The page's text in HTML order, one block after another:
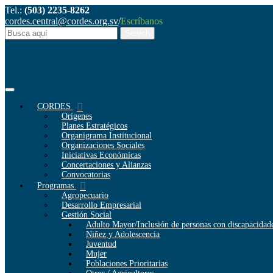
Tel.: (503) 2235-8262
cordes.central@cordes.org.sv/Escríbanos
CORDES
Orígenes
Planes Estratégicos
Organigrama Institucional
Organizaciones Sociales
Iniciativas Económicas
Concertaciones y Alianzas
Convocatorias
Programas
Agropecuario
Desarrollo Empresarial
Gestión Social
Adulto Mayor/Inclusión de personas con
Niñez y Adolescencia
Juventud
Mujer
Poblaciones Prioritarias